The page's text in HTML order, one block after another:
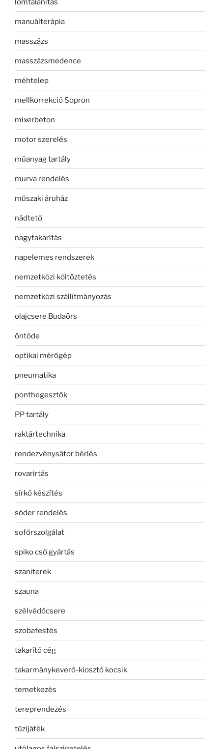
lomtalanítás
manuálterápia
masszázs
masszázsmedence
méhtelep
mellkorrekció Sopron
mixerbeton
motor szerelés
műanyag tartály
murva rendelés
műszaki áruház
nádtető
nagytakarítás
napelemes rendszerek
nemzetközi költöztetés
nemzetközi szállítmányozás
olajcsere Budaörs
öntöde
optikai mérőgép
pneumatika
ponthegesztők
PP tartály
raktártechnika
rendezvénysátor bérlés
rovarirtás
sírkő készítés
sóder rendelés
sofőrszolgálat
spiko cső gyártás
szaniterek
szauna
szélvédőcsere
szobafestés
takarító cég
takarmánykeverő-kiosztó kocsik
temetkezés
tereprendezés
tűzijáték